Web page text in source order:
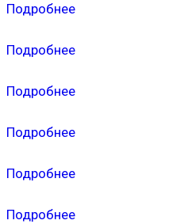
Подробнее
Подробнее
Подробнее
Подробнее
Подробнее
Подробнее